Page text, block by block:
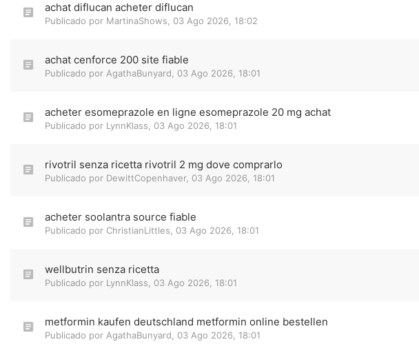
achat diflucan acheter diflucan
Publicado por MartinaShows 03 Ago 2026, 18:02
achat cenforce 200 site fiable
Publicado por AgathaBunyard 03 Ago 2026, 18:01
acheter esomeprazole en ligne esomeprazole 20 mg achat
Publicado por LynnKlass 03 Ago 2026, 18:01
rivotril senza ricetta rivotril 2 mg dove comprarlo
Publicado por DewittCopenhaver, 03 Ago 2026, 18:01
acheter soolantra source fiable
Publicado por ChristianLittles 03 Ago 2026, 18:01
wellbutrin senza ricetta
Publicado por LynnKlass 03 Ago 2026, 18:01
metformin kaufen deutschland metformin online bestellen
Publicado por AgathaBunyard 03 Ago 2026, 18:01